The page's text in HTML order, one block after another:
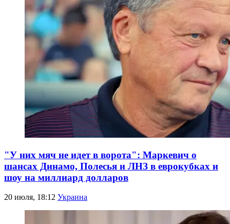
"У них мяч не идет в ворота": Маркевич о
шансах Динамо, Полесья и ЛНЗ в еврокубках и
шоу на миллиард долларов
20 июля, 18:12 Украина